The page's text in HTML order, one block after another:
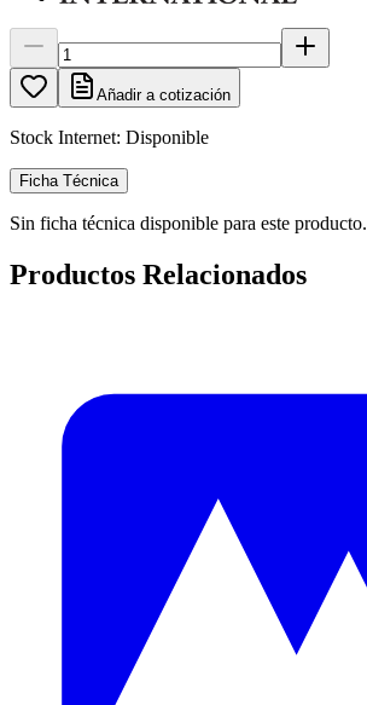
Añadir a cotización
Stock Internet: Disponible
Ficha Técnica
Sin ficha técnica disponible para este producto.
Productos Relacionados